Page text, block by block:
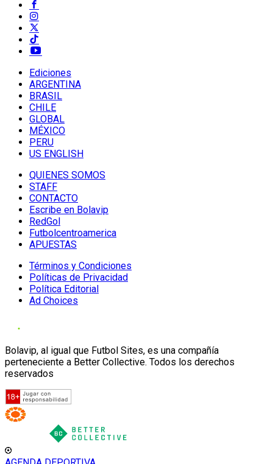
Ediciones
ARGENTINA
BRASIL
CHILE
GLOBAL
MÉXICO
PERU
US ENGLISH
QUIENES SOMOS
STAFF
CONTACTO
Escribe en Bolavip
RedGol
Futbolcentroamerica
APUESTAS
Términos y Condiciones
Políticas de Privacidad
Política Editorial
Ad Choices
Bolavip, al igual que Futbol Sites, es una compañía
perteneciente a Better Collective. Todos los derechos
reservados